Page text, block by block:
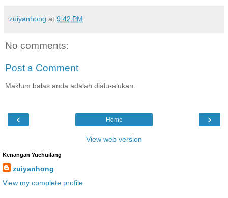
zuiyanhong at 9:42 PM
No comments:
Post a Comment
Maklum balas anda adalah dialu-alukan.
‹ ›
Home
View web version
Kenangan Yuchuilang
zuiyanhong
View my complete profile